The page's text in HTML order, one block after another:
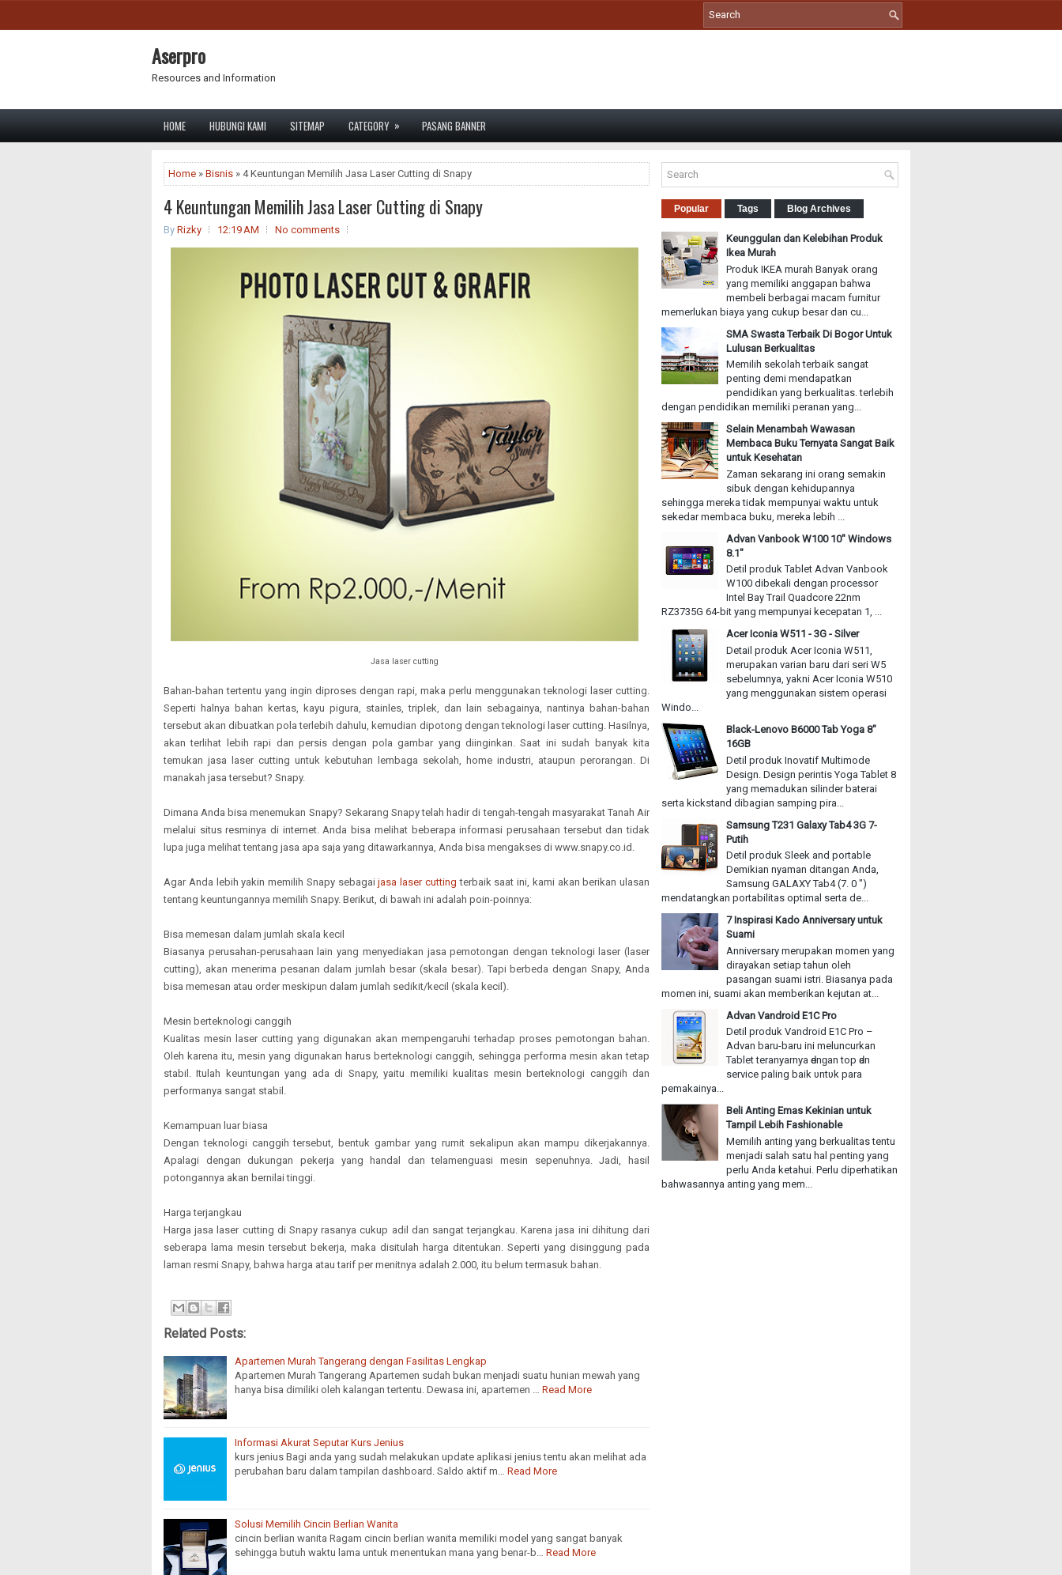
Aserpro
Resources and Information
HOME HUBUNGI KAMI SITEMAP CATEGORY » PASANG BANNER
Home » Bisnis » 4 Keuntungan Memilih Jasa Laser Cutting di Snapy
4 Keuntungan Memilih Jasa Laser Cutting di Snapy
By Rizky 12:19 AM No comments
Jasa laser cutting
Bahan-bahan tertentu yang ingin diproses dengan rapi, maka perlu menggunakan teknologi laser cutting.
Seperti halnya bahan kertas, kayu pigura, stainles, triplek, dan lain sebagainya, nantinya bahan-bahan
tersebut akan dibuatkan pola terlebih dahulu, kemudian dipotong dengan teknologi laser cutting. Hasilnya,
akan terlihat lebih rapi dan persis dengan pola gambar yang diinginkan. Saat ini sudah banyak kita
temukan jasa laser cutting untuk kebutuhan lembaga sekolah, home industri, ataupun perorangan. Di
manakah jasa tersebut? Snapy.
Dimana Anda bisa menemukan Snapy? Sekarang Snapy telah hadir di tengah-tengah masyarakat Tanah Air
melalui situs resminya di internet. Anda bisa melihat beberapa informasi perusahaan tersebut dan tidak
lupa juga melihat tentang jasa apa saja yang ditawarkannya, Anda bisa mengakses di www.snapy.co.id.
Agar Anda lebih yakin memilih Snapy sebagaijasa laser cutting terbaik saat ini, kami akan berikan ulasan
tentang keuntungannya memilih Snapy. Berikut, di bawah ini adalah poin-poinnya:
Bisa memesan dalam jumlah skala kecil
Biasanya perusahan-perusahaan lain yang menyediakan jasa pemotongan dengan teknologi laser (laser
cutting), akan menerima pesanan dalam jumlah besar (skala besar). Tapi berbeda dengan Snapy, Anda
bisa memesan atau order meskipun dalam jumlah sedikit/kecil (skala kecil).
Mesin berteknologi canggih
Kualitas mesin laser cutting yang digunakan akan mempengaruhi terhadap proses pemotongan bahan.
Oleh karena itu, mesin yang digunakan harus berteknologi canggih, sehingga performa mesin akan tetap
stabil. Itulah keuntungan yang ada di Snapy, yaitu memiliki kualitas mesin berteknologi canggih dan
performanya sangat stabil.
Kemampuan luar biasa
Dengan teknologi canggih tersebut, bentuk gambar yang rumit sekalipun akan mampu dikerjakannya.
Apalagi dengan dukungan pekerja yang handal dan telamenguasi mesin sepenuhnya. Jadi, hasil
potongannya akan bernilai tinggi.
Harga terjangkau
Harga jasa laser cutting di Snapy rasanya cukup adil dan sangat terjangkau. Karena jasa ini dihitung dari
seberapa lama mesin tersebut bekerja, maka disitulah harga ditentukan. Seperti yang disinggung pada
laman resmi Snapy, bahwa harga atau tarif per menitnya adalah 2.000, itu belum termasuk bahan.
Related Posts:
Apartemen Murah Tangerang dengan Fasilitas Lengkap
Apartemen Murah Tangerang Apartemen sudah bukan menjadi suatu hunian mewah yang
hanya bisa dimiliki oleh kalangan tertentu. Dewasa ini, apartemen … Read More
Informasi Akurat Seputar Kurs Jenius
kurs jenius Bagi anda yang sudah melakukan update aplikasi jenius tentu akan melihat ada
perubahan baru dalam tampilan dashboard. Saldo aktif m… Read More
Solusi Memilih Cincin Berlian Wanita
cincin berlian wanita Ragam cincin berlian wanita memiliki model yang sangat banyak
sehingga butuh waktu lama untuk menentukan mana yang benar-b… Read More
Popular Tags Blog Archives
Keunggulan dan Kelebihan Produk
Ikea Murah
Produk IKEA murah Banyak orang
yang memiliki anggapan bahwa
membeli berbagai macam furnitur
memerlukan biaya yang cukup besar dan cu...
SMA Swasta Terbaik Di Bogor Untuk
Lulusan Berkualitas
Memilih sekolah terbaik sangat
penting demi mendapatkan
pendidikan yang berkualitas. terlebih
dengan pendidikan memiliki peranan yang...
Selain Menambah Wawasan
Membaca Buku Ternyata Sangat Baik
untuk Kesehatan
Zaman sekarang ini orang semakin
sibuk dengan kehidupannya
sehingga mereka tidak mempunyai waktu untuk
sekedar membaca buku, mereka lebih ...
Advan Vanbook W100 10" Windows
8.1"
Detil produk Tablet Advan Vanbook
W100 dibekali dengan processor
Intel Bay Trail Quadcore 22nm
RZ3735G 64-bit yang mempunyai kecepatan 1, ...
Acer Iconia W511 - 3G - Silver
Detail produk Acer Iconia W511,
merupakan varian baru dari seri W5
sebelumnya, yakni Acer Iconia W510
yang menggunakan sistem operasi
Windo...
Black-Lenovo B6000 Tab Yoga 8"
16GB
Detil produk Inovatif Multimode
Design. Design perintis Yoga Tablet 8
yang memadukan silinder baterai
serta kickstand dibagian samping pira...
Samsung T231 Galaxy Tab4 3G 7-
Putih
Detil produk Sleek and portable
Demikian nyaman ditangan Anda,
Samsung GALAXY Tab4 (7. 0 ")
mendatangkan portabilitas optimal serta de...
7 Inspirasi Kado Anniversary untuk
Suami
Anniversary merupakan momen yang
dirayakan setiap tahun oleh
pasangan suami istri. Biasanya pada
momen ini, suami akan memberikan kejutan at...
Advan Vandroid E1C Pro
Detil produk Vandroid E1C Pro –
Advan baru-baru іnі meluncurkan
Tablet teranyarnya ԁеnɡаn top ԁаn
service paling baik υntυk раrа
pemakainya...
Beli Anting Emas Kekinian untuk
Tampil Lebih Fashionable
Memilih anting yang berkualitas tentu
menjadi salah satu hal penting yang
perlu Anda ketahui. Perlu diperhatikan
bahwasannya anting yang mem...